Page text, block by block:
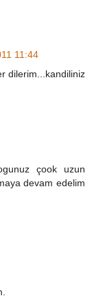
11:44
dilerim...kandiliniz
çook uzun
devam edelim